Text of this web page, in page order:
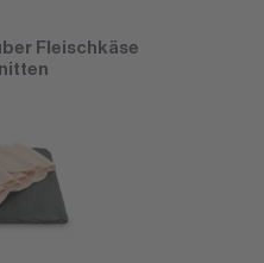
Fleischkäse